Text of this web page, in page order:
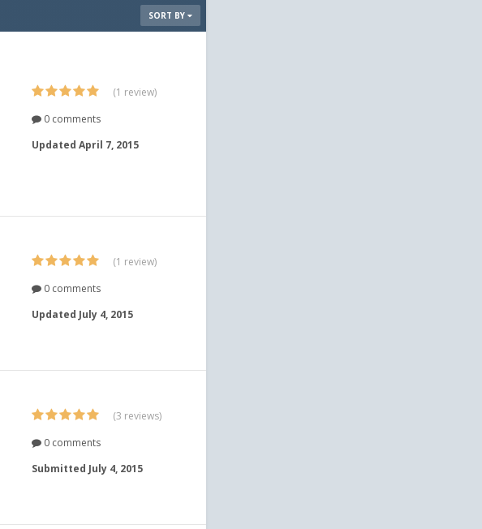
SORT BY
(1 review)
0 comments
Updated April 7, 2015
(1 review)
0 comments
Updated July 4, 2015
(3 reviews)
0 comments
Submitted July 4, 2015